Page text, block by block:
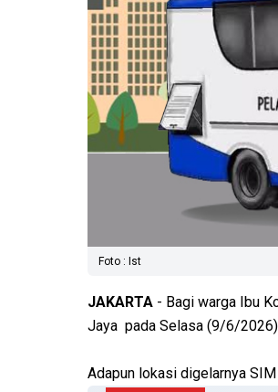
Foto : Ist
JAKARTA - Bagi warga Ibu
Jaya pada Selasa (9/6/2026)
Adapun lokasi digelarnya